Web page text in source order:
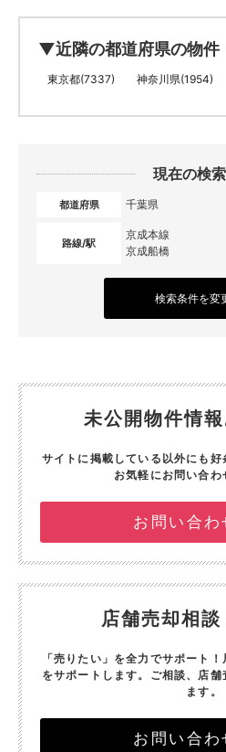
▼近隣の都道府県の物件
東京都(7337) 神奈川県(1954)
現在の検
都道府県 千葉県
路線/駅
京成本線
京成船橋
検索条件を変
未公開物件情報
サイトに掲載している以外にも好
お気軽にお問い合わ
お問い合わ
店舗売却相談
「売りたい」を全力でサポート！
をサポートします。 ご相談、店舗
ます。
お問い合わ